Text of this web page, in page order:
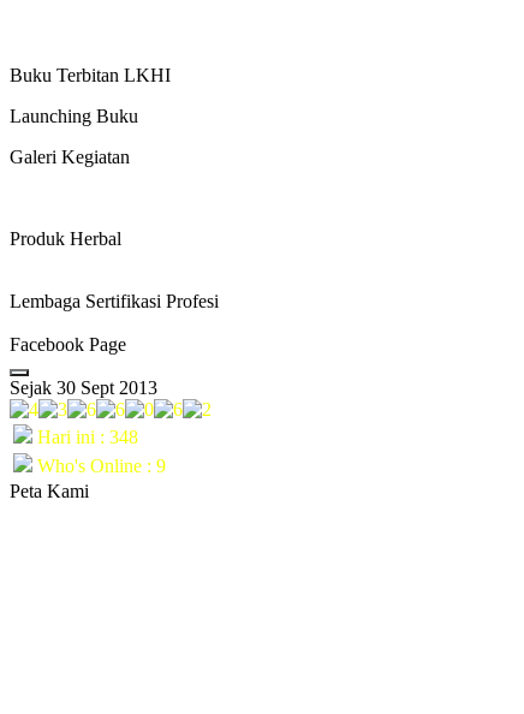
Buku Terbitan LKHI
Launching Buku
Galeri Kegiatan
Produk Herbal
Lembaga Sertifikasi Profesi
Facebook Page
Sejak 30 Sept 2013
Hari ini : 348
Who's Online : 9
Peta Kami